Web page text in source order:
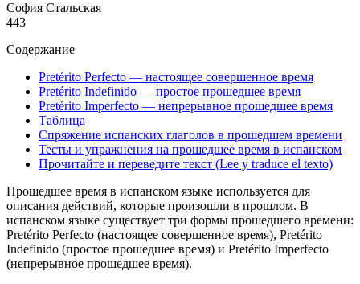
София Стальская
443
Содержание
Pretérito Perfecto — настоящее совершенное время
Pretérito Indefinido — простое прошедшее время
Pretérito Imperfecto — непрерывное прошедшее время
Таблица
Спряжение испанских глаголов в прошедшем времени
Тесты и упражнения на прошедшее время в испанском
Прочитайте и переведите текст (Lee y traduce el texto)
Прошедшее время в испанском языке используется для
описания действий, которые произошли в прошлом. В
испанском языке существует три формы прошедшего времени:
Pretérito Perfecto (настоящее совершенное время), Pretérito
Indefinido (простое прошедшее время) и Pretérito Imperfecto
(непрерывное прошедшее время).